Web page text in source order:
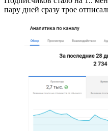
пару дней сразу трое